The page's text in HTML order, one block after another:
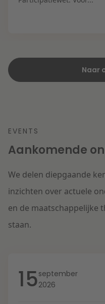
Naar
EVENTS
Aankomende
We delen diepgaande
inzichten over actuele
en de maatschappelijke
staan.
15september
2026